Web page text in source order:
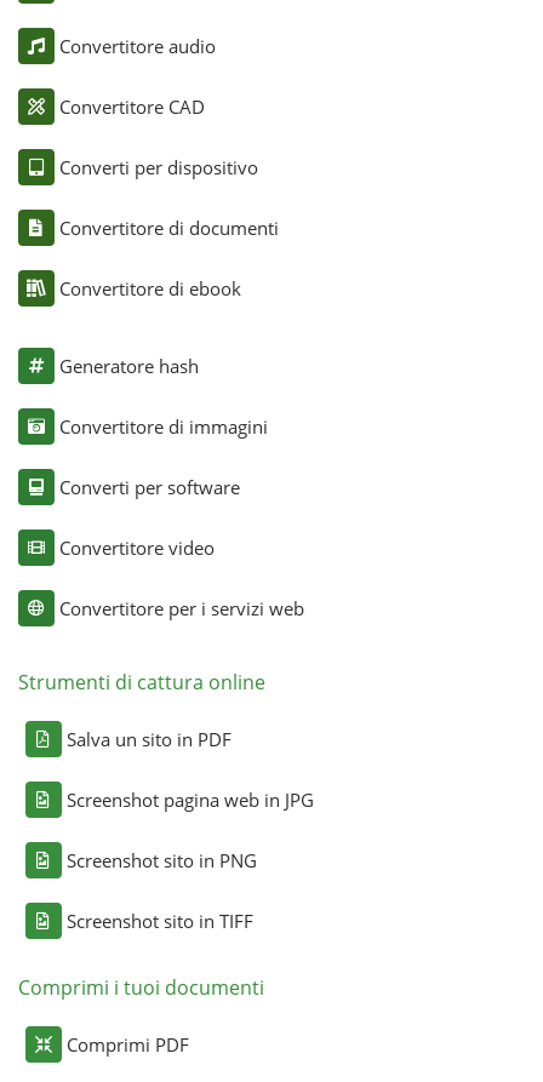
Convertitore audio
Convertitore CAD
Converti per dispositivo
Convertitore di documenti
Convertitore di ebook
Generatore hash
Convertitore di immagini
Converti per software
Convertitore video
Convertitore per i servizi web
Strumenti di cattura online
Salva un sito in PDF
Screenshot pagina web in JPG
Screenshot sito in PNG
Screenshot sito in TIFF
Comprimi i tuoi documenti
Comprimi PDF